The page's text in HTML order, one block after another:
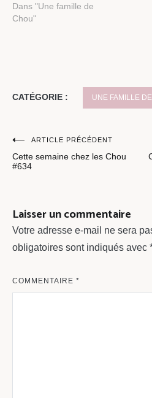
Dans "Une famille de
Chou"
CATÉGORIE : UNE FAMILLE
Navigation
de
ARTICLE PRÉCÉDENT
Cette semaine chez les Chou
#634
Laisser un commentaire
Votre adresse e-mail ne sera
obligatoires sont indiqués avec
COMMENTAIRE *